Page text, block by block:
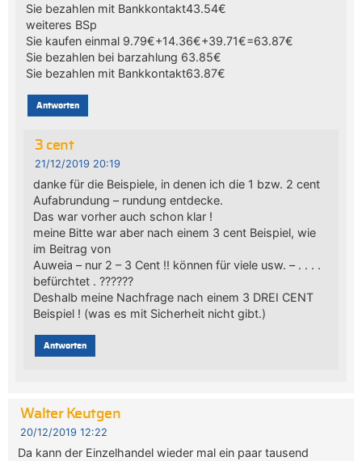
Sie bezahlen mit Bankkontakt43.54€
weiteres BSp
Sie kaufen einmal 9.79€+14.36€+39.71€=63.87€
Sie bezahlen bei barzahlung 63.85€
Sie bezahlen mit Bankkontakt63.87€
Antworten
3 cent
21/12/2019 20:19
danke für die Beispiele, in denen ich die 1 bzw. 2 cent
Aufabrundung – rundung entdecke.
Das war vorher auch schon klar !
meine Bitte war aber nach einem 3 cent Beispiel, wie
im Beitrag von
Auweia – nur 2 – 3 Cent !! können für viele usw. – . . . .
befürchtet . ??????
Deshalb meine Nachfrage nach einem 3 DREI CENT
Beispiel ! (was es mit Sicherheit nicht gibt.)
Antworten
Walter Keutgen
20/12/2019 12:22
Da kann der Einzelhandel wieder mal ein paar tausend